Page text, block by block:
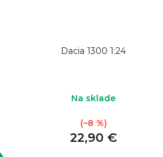
Dacia 1300 1:24
Na sklade
22,90 €
(–8 %)